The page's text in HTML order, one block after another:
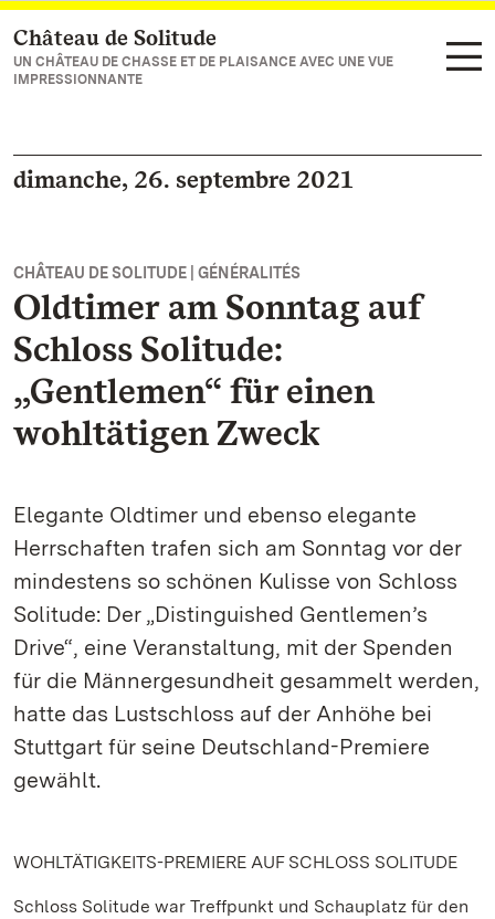
Vers la page d’accueil
Château de Solitude
UN CHÂTEAU DE CHASSE ET DE PLAISANCE AVEC UNE VUE
IMPRESSIONNANTE
dimanche, 26. septembre 2021
CHÂTEAU DE SOLITUDE | GÉNÉRALITÉS
Oldtimer am Sonntag auf
Schloss Solitude:
„Gentlemen“ für einen
wohltätigen Zweck
Elegante Oldtimer und ebenso elegante
Herrschaften trafen sich am Sonntag vor der
mindestens so schönen Kulisse von Schloss
Solitude: Der „Distinguished Gentlemen’s
Drive“, eine Veranstaltung, mit der Spenden
für die Männergesundheit gesammelt werden,
hatte das Lustschloss auf der Anhöhe bei
Stuttgart für seine Deutschland-Premiere
gewählt.
WOHLTÄTIGKEITS-PREMIERE AUF SCHLOSS SOLITUDE
Schloss Solitude war Treffpunkt und Schauplatz für den